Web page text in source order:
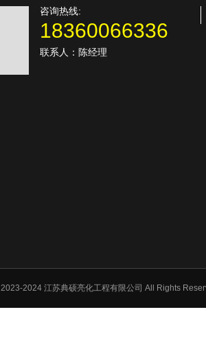
咨询热线:
18360066336
联系人：陈经理
2023-2024 江苏典硕亮化工程有限公司 All Rights